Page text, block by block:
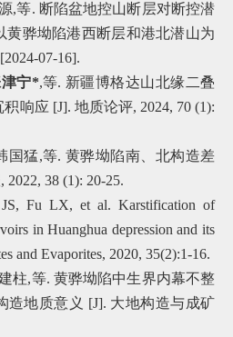
,等. 断陷盆地控山断层对断控潜
黄骅坳陷港西断层和港北潜山为
07-16].
宁*,等. 新疆博格达山北缘二叠
响应 [J]. 地质论评, 2024, 70 (1):
国猛,等. 黄骅坳陷南、北构造差
38 (1): 20-25.
Fu LX, et al. Karstification of
in Huanghua depression and its
and Evaporites, 2020, 35(2):1-16.
柱,等. 黄骅坳陷中生界内幕不整
造地质意义 [J]. 大地构造与成矿